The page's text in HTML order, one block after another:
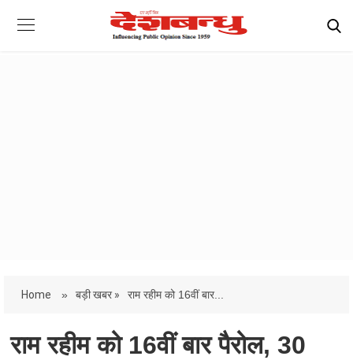
Home » बड़ी खबर » राम रहीम को 16वीं बार...
राम रहीम को 16वीं बार पैरोल, 30